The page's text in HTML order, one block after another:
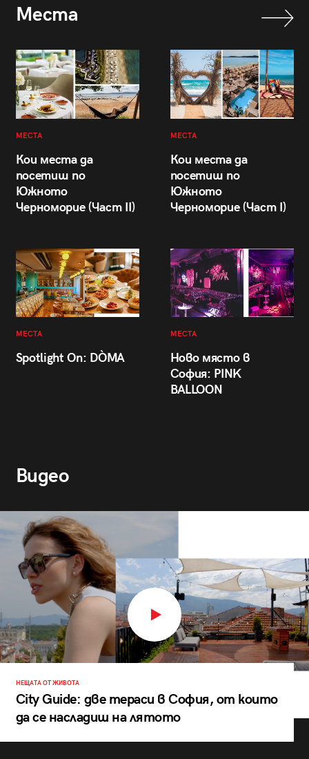
Места
МЕСТА
Кои места да
посетиш по
Южното
Черноморие (Част II)
МЕСТА
Кои места да
посетиш по
Южното
Черноморие (Част I)
МЕСТА
Spotlight On: DÒMA
МЕСТА
Ново място в
София: PINK
BALLOON
Видео
НЕЩАТА ОТ ЖИВОТА
City Guide: две тераси в София, от които
да се насладиш на лятото